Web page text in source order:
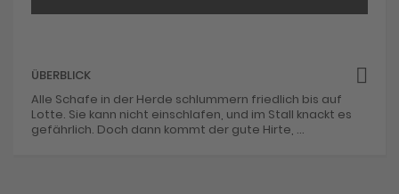
ÜBERBLICK
Alle Schafe in der Herde schlummern friedlich bis auf
Lotte. Sie kann nicht einschlafen, und im Stall knackt es
gefährlich. Doch dann kommt der gute Hirte, ...